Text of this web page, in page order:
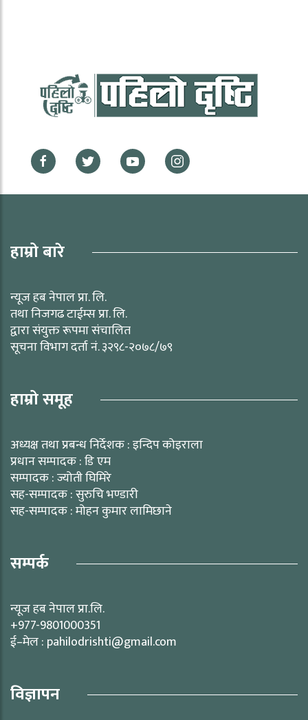
हाम्रो बारे
न्यूज हब नेपाल प्रा. लि.
तथा निजगढ टाईम्स प्रा. लि.
द्वारा संयुक्त रूपमा संचालित
सूचना विभाग दर्ता नं. ३२९८-२०७८/७९
हाम्रो समूह
अध्यक्ष तथा प्रबन्ध निर्देशक : इन्दिप कोइराला
प्रधान सम्पादक : डि एम
सम्पादक : ज्योती घिमिरे
सह-सम्पादक : सुरुचि भण्डारी
सह-सम्पादक : मोहन कुमार लामिछाने
सम्पर्क
न्यूज हब नेपाल प्रा.लि.
+977-9801000351
ई–मेल : pahilodrishti@gmail.com
विज्ञापन